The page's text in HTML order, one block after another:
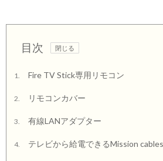
目次
1. Fire TV Stick専用リモコン
2. リモコンカバー
3. 有線LANアダプター
4. テレビから給電できるMission cables